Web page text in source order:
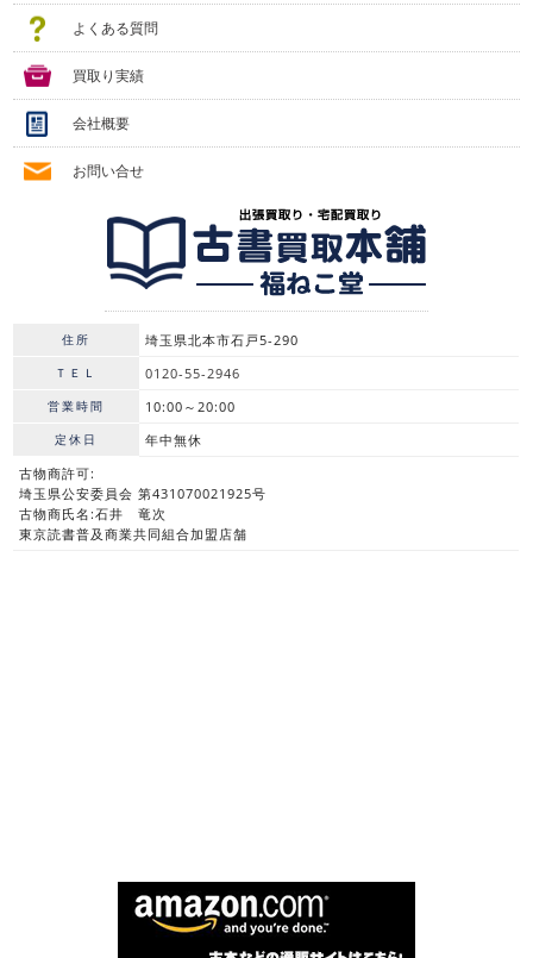
よくある質問
買取り実績
会社概要
お問い合せ
住所 埼玉県北本市石戸5-290
ＴＥＬ 0120-55-2946
営業時間 10:00～20:00
定休日
年中無休
古物商許可:
埼玉県公安委員会 第431070021925号
古物商氏名:石井 竜次
東京読書普及商業共同組合加盟店舗